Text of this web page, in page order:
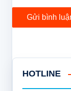
HOTLINE